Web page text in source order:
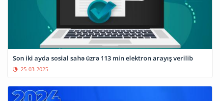
Son iki ayda sosial sahə üzrə 113 min elektron arayış verilib
25-03-2025